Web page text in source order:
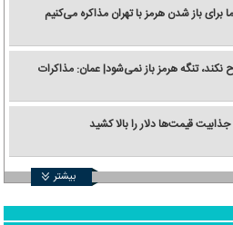
برای باز شدن هرمز با تهران مذاکره می‌کنیم
نکند، تنگه هرمز باز نمی‌شود| عمان: مذاکرات
بیشتر